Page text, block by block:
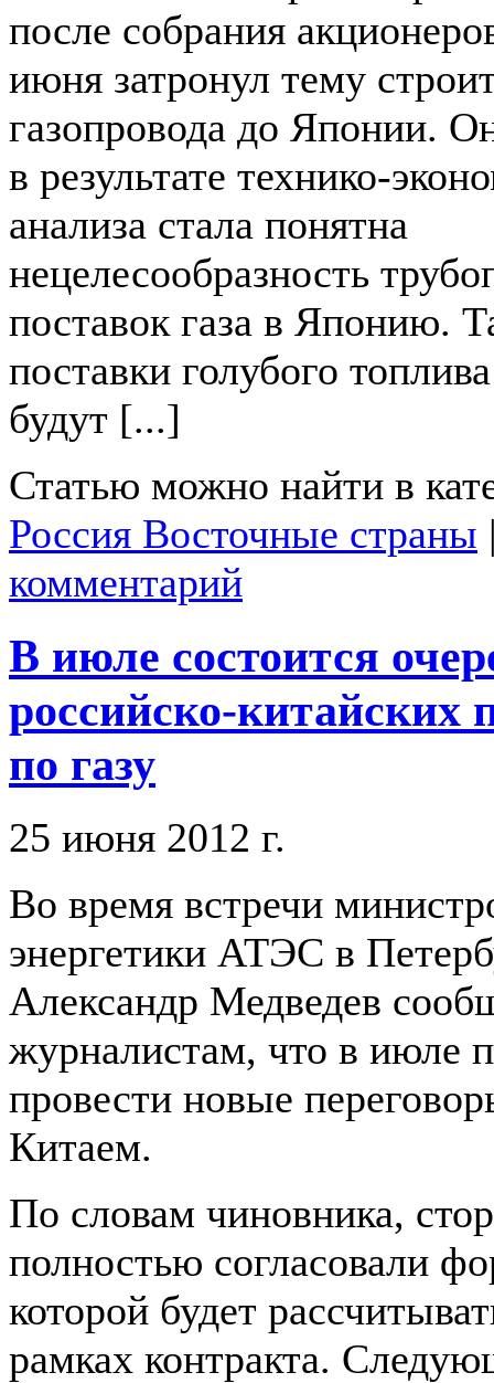
после собрания
июня затронул тему
газопровода до Японии.
в результате технико-
анализа стала понятна
нецелесообразность
поставок газа в Японию.
поставки голубого
будут [...]
Статью можно найти в
Россия Восточные страны
комментарий
В июле состоится
российско-китайских
по газу
25 июня 2012 г.
Во время встречи
энергетики АТЭС в
Александр Медведев
журналистам, что в июле
провести новые
Китаем.
По словам чиновника,
полностью согласовали
которой будет
рамках контракта.